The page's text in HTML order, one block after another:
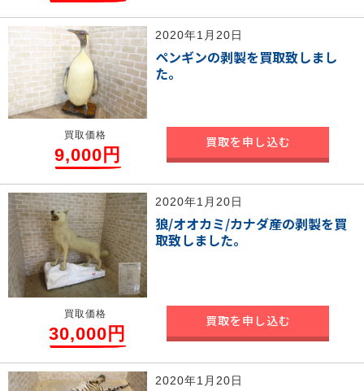
2020年1月20日
ペンギンの剥製を買取致しまし
た。
買取価格
9,000円
買取を申し込む
2020年1月20日
狼/オオカミ/カナダ産の剥製を買
取致しました。
買取価格
30,000円
買取を申し込む
2020年1月20日